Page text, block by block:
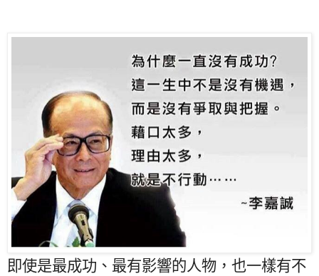
即使是最成功、最有影響的人物，也一樣有不